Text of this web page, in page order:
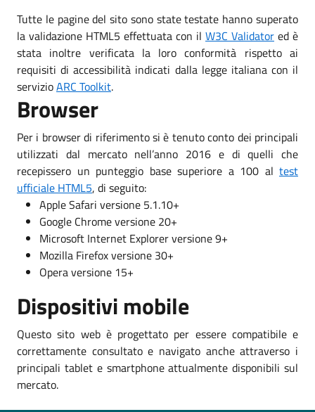
Tutte le pagine del sito sono state testate hanno superato
la validazione HTML5 effettuata con il W3C Validator ed è
stata inoltre verificata la loro conformità rispetto ai
requisiti di accessibilità indicati dalla legge italiana con il
servizioARC Toolkit.
Browser
Per i browser di riferimento si è tenuto conto dei principali
utilizzati dal mercato nell’anno 2016 e di quelli che
recepissero un punteggio base superiore a 100 al test
ufficiale HTML5, di seguito:
Apple Safari versione 5.1.10+
Google Chrome versione 20+
Microsoft Internet Explorer versione 9+
Mozilla Firefox versione 30+
Opera versione 15+
Dispositivi mobile
Questo sito web è progettato per essere compatibile e
correttamente consultato e navigato anche attraverso i
principali tablet e smartphone attualmente disponibili sul
mercato.